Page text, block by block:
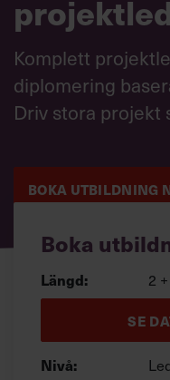
Annonsera
Om oss
Kontakta oss
Kundservice
efter:
Komplett
diplomering
Driv stora projekt
BOKA UTBILDNING
Boka
Längd: 2
SE
Nivå: